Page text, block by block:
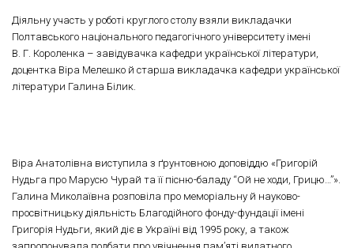
Діяльну участь у роботі круглого столу взяли викладачки
Полтавського національного педагогічного університету імені
В. Г. Короленка – завідувачка кафедри української літератури,
доцентка Віра Мелешко й старша викладачка кафедри української
літератури Галина Білик.
Віра Анатолівна виступила з ґрунтовною доповіддю «Григорій
Нудьга про Марусю Чурай та її пісню-баладу “Ой не ходи, Грицю…”».
Галина Миколаївна розповіла про меморіальну й науково-
просвітницьку діяльність Благодійного фонду-фундації імені
Григорія Нудьги, який діє в Україні від 1995 року, а також